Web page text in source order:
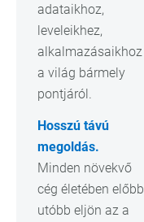
adataikhoz,
leveleikhez,
alkalmazásaikhoz
a világ bármely
pontjáról.
Hosszú távú
megoldás.
Minden növekvő
cég életében előbb
utóbb eljön az a